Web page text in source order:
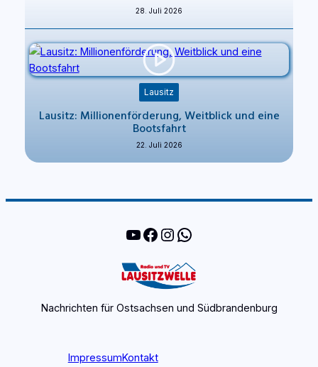
28. Juli 2026
Lausitz
Lausitz: Millionenförderung, Weitblick und eine
Bootsfahrt
22. Juli 2026
YouTube
Facebook
Instagram
WhatsApp
Nachrichten für Ostsachsen und Südbrandenburg
ImpressumKontakt